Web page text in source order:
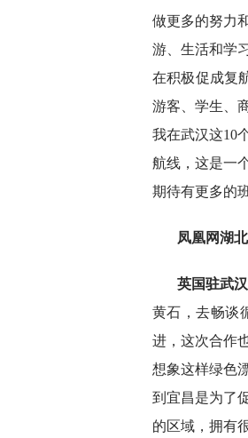
做更多的努力
游、生活和学
在积极促成复
游客、学生、
我在武汉这10
航线，这是一
期待有更多的
凤凰网湖北
英国驻武
黄石，去畅谈
进，这次合作
想象这样绿色
到宜昌是为了
的区域，拥有